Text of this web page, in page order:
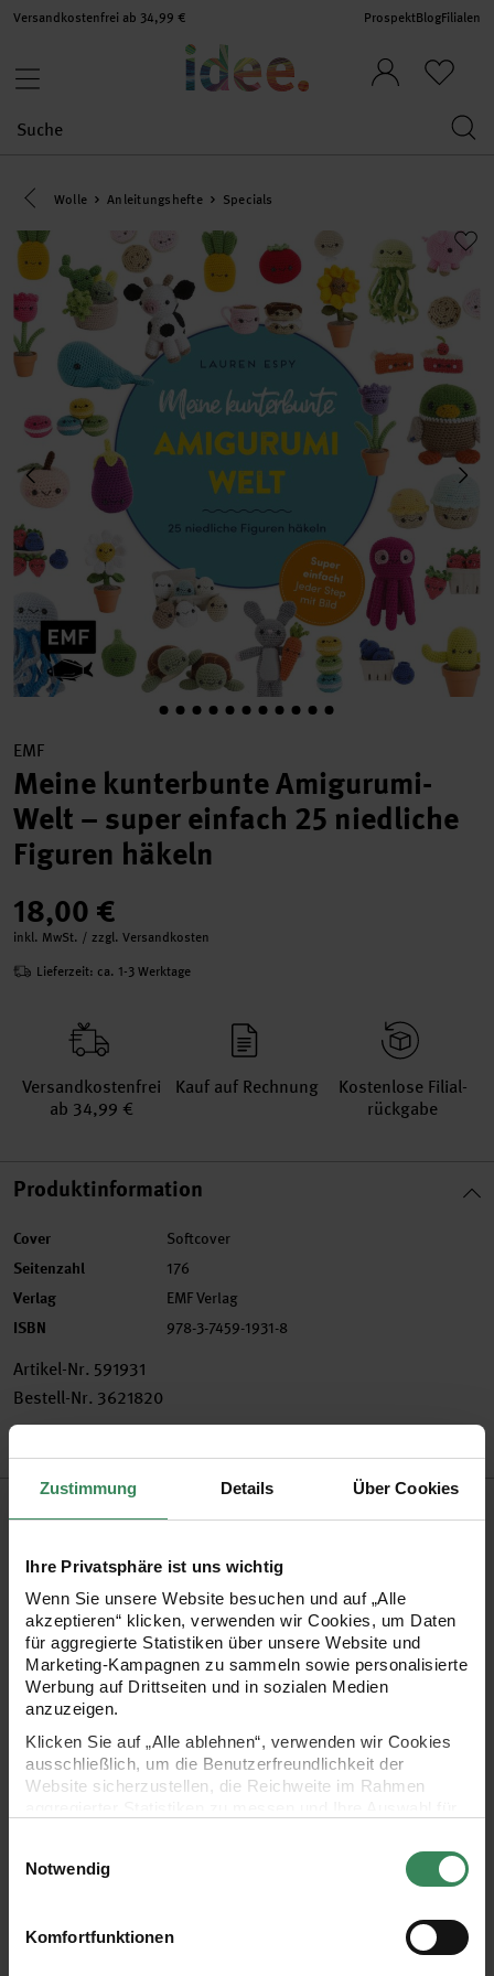
Zustimmung Details Über Cookies
Ihre Privatsphäre ist uns wichtig
Wenn Sie unsere Website besuchen und auf „Alle
akzeptieren“ klicken, verwenden wir Cookies, um Daten
für aggregierte Statistiken über unsere Website und
Marketing-Kampagnen zu sammeln sowie personalisierte
Werbung auf Drittseiten und in sozialen Medien
anzuzeigen.
Klicken Sie auf „Alle ablehnen“, verwenden wir Cookies
ausschließlich, um die Benutzerfreundlichkeit der
Website sicherzustellen, die Reichweite im Rahmen
Ihre Einwilligung ist freiwillig und kann jederzeit über den
Link „Cookie-Einstellungen“ im Fußbereich der Seite
verwendeten Technologien und den Empfängern der
Daten finden Sie in unserer Datenschutzerklärung.
Notwendig
Komfortfunktionen
Versandkostenfrei ab 34,99 € ProspektBlogFilialen
Eine Kategorie zurück navigieren
Wolle Anleitungshefte Specials
EMF
Meine kunterbunte Amigurumi-
Welt – super einfach 25 niedliche
Figuren häkeln
18,00 €
inkl. MwSt. / zzgl. Versandkosten
Lieferzeit: ca. 1-3 Werktage
Versand­kosten­frei
ab 34,99 €
Kauf auf Rechnung
Kosten­lose Filial­
rückgabe
Produktinformation
Cover Softcover
Seitenzahl 176
Verlag EMF Verlag
ISBN 978-3-7459-1931-8
Artikel-Nr. 591931
Bestell-Nr. 3621820
Produktbeschreibung
Von Sukkulente und Sonnenblume,
über Schildkröte, Kuh und Ente, bis hin
zu Pfirsich, Cookie und Donut: Dieses Buch vereint
eine kunterbunte Sammlung an Amigurumis – das Best-
of aus den
Kategorien Garten, Ozean, Bauernhof, Markt und Bäckerei!
Hier ist gute Laune garantiert, denn dank ausführlicher
Anleitungen kann auch bei Häkeleinsteiger*innen nichts
schiefgehen.